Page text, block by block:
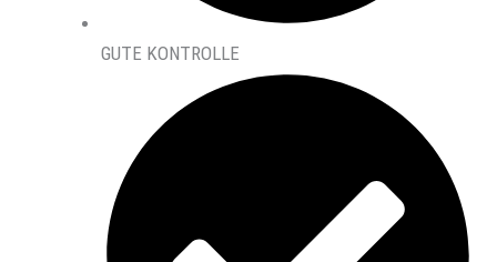
GUTE KONTROLLE